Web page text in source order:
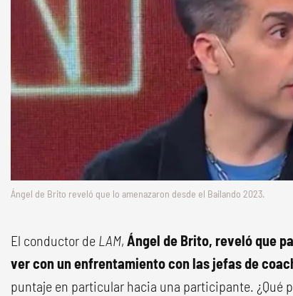
Ángel de Brito reveló que lo amenazaron desde el Bailando 2023.
El conductor de LAM, Ángel de Brito, reveló que
ver con un enfrentamiento con las jefas de
puntaje en particular hacia una participante. ¿Qué